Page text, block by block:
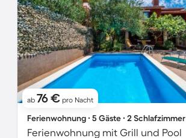
ab 76 € pro Nacht
Ferienwohnung ∙ 5 Gäste ∙ 2 Schlafzimmer
Ferienwohnung mit Grill und Pool